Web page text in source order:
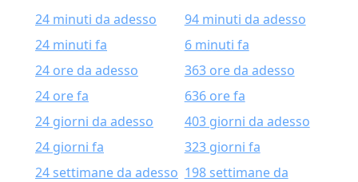
24 minuti da adesso
24 minuti fa
24 ore da adesso
24 ore fa
24 giorni da adesso
24 giorni fa
24 settimane da adesso
94 minuti da adesso
6 minuti fa
363 ore da adesso
636 ore fa
403 giorni da adesso
323 giorni fa
198 settimane da